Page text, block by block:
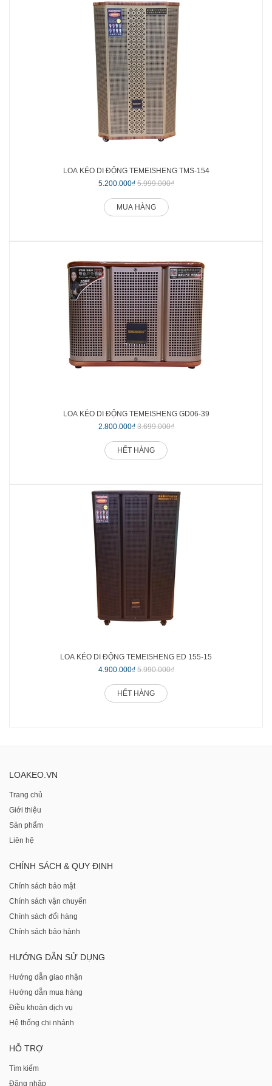
LOA KÉO DI ĐỘNG TEMEISHENG TMS-154
5.200.000₫ 5.999.000₫
MUA HÀNG
LOA KÉO DI ĐỘNG TEMEISHENG GD06-39
2.800.000₫ 3.699.000₫
HẾT HÀNG
LOA KÉO DI ĐỘNG TEMEISHENG ED 155-15
4.900.000₫ 5.990.000₫
HẾT HÀNG
LOAKEO.VN
Trang chủ
Giới thiệu
Sản phẩm
Liên hệ
CHÍNH SÁCH & QUY ĐỊNH
Chính sách bảo mật
Chính sách vận chuyển
Chính sách đổi hàng
Chính sách bảo hành
HƯỚNG DẪN SỬ DỤNG
Hướng dẫn giao nhận
Hướng dẫn mua hàng
Điều khoản dịch vụ
Hệ thống chi nhánh
HỖ TRỢ
Tìm kiếm
Đăng nhập